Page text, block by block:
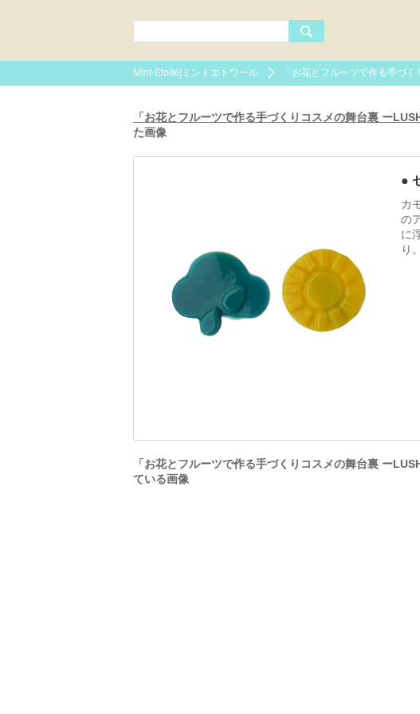
Mint-Etoile|ミントエトワール 「お花とフルーツで作る手づ
「お花とフルーツで作る手づくりコスメの舞台裏 ー
た画像
●
カ
の
に
り。
「お花とフルーツで作る手づくりコスメの舞台裏 ー
ている画像